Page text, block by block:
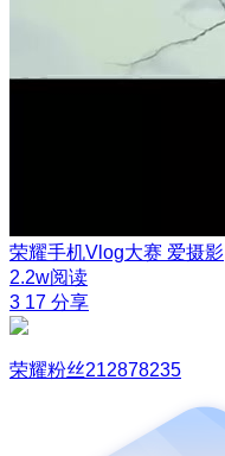
荣耀手机Vlog大赛 爱摄影
2.2w阅读
3 17 分享
荣耀粉丝212878235